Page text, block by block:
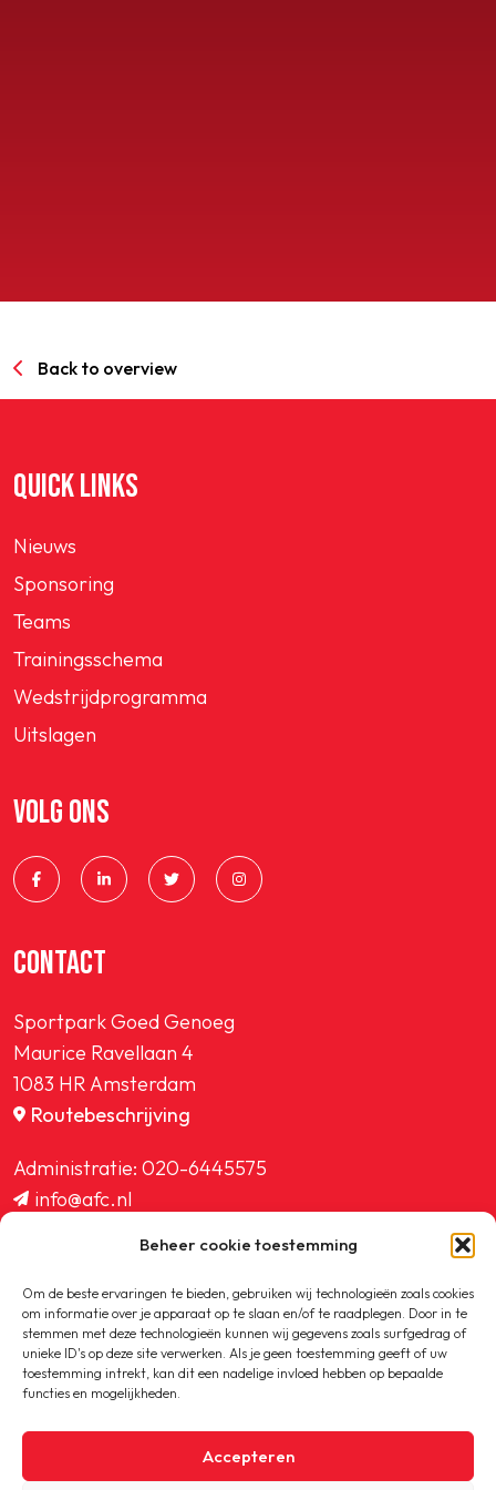
Beheer cookie toestemming
Om de beste ervaringen te bieden, gebruiken wij technologieën zoals cookies
om informatie over je apparaat op te slaan en/of te raadplegen. Door in te
stemmen met deze technologieën kunnen wij gegevens zoals surfgedrag of
unieke ID's op deze site verwerken. Als je geen toestemming geeft of uw
toestemming intrekt, kan dit een nadelige invloed hebben op bepaalde
functies en mogelijkheden.
Accepteren
Back to overview
QUICK LINKS
Nieuws
Sponsoring
Teams
Trainingsschema
Wedstrijdprogramma
Uitslagen
VOLG ONS
CONTACT
Sportpark Goed Genoeg
Maurice Ravellaan 4
1083 HR Amsterdam
Routebeschrijving
Administratie: 020-6445575
info@afc.nl
ledenadministratie@afc.nl
Copyright © 2020-2026 AFC